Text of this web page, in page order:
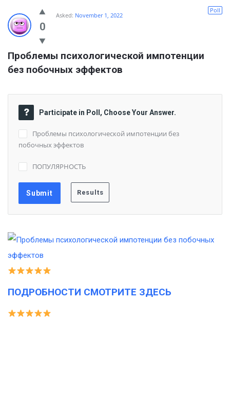
0
Poll
Asked: November 1, 2022
Проблемы психологической импотенции
без побочных эффектов
Participate in Poll, Choose Your Answer.
Проблемы психологической импотенции без
побочных эффектов
ПОПУЛЯРНОСТЬ
ПОДРОБНОСТИ СМОТРИТЕ ЗДЕСЬ